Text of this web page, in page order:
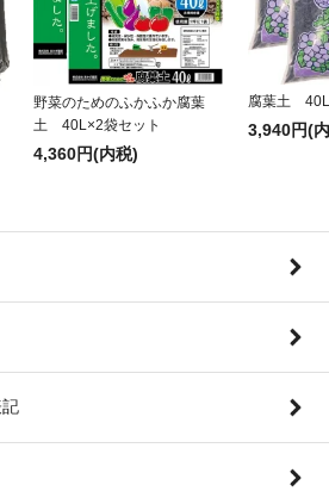
野菜のためのふかふか腐葉
土 40L×2袋セット
4,360円(内税)
腐葉土
3,940円(